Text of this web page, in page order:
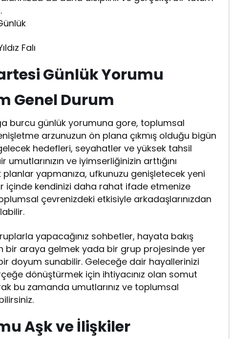
Falı
Günlük Yorumu
Genel Durum
burcu günlük yorumuna gore, toplumsal
arzunuzun ön plana çıkmış olduğu bigün
hedefleri, seyahatler ve yüksek tahsil
ve iyimserliğinizin arttığını
yapmanıza, ufkunuzu genişletecek yeni
kendinizi daha rahat ifade etmenize
çevrenizdeki etkisiyle arkadaşlarınızdan
yapacağınız sohbetler, hayata bakış
bir araya gelmek yada bir grup projesinde yer
doyum sunabilir. Geleceğe dair hayallerinizi
dönüştürmek için ihtiyacınız olan somut
bu zamanda umutlarınız ve toplumsal
Aşk ve İlişkiler